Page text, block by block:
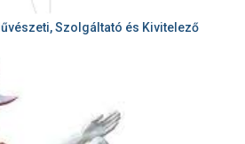
Szolgáltató és Kivitelező